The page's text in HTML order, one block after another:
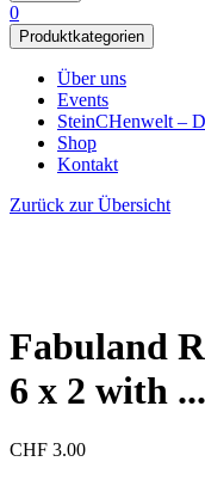
0
Produktkategorien
Über uns
Events
SteinCHenwelt –
Shop
Kontakt
Zurück zur Übersicht
Fabuland
6 x 2 with ...
CHF 3.00